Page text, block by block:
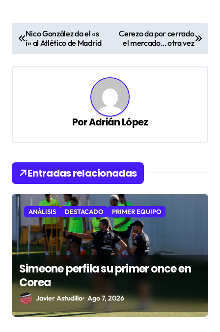
v
i
ó
n
d
e
n
t
a
d
a
Nico González da el «s
í» al Atlético de Madrid
Cerezo da por cerrado
el mercado… otra vez
PorAdrián López
Entradas relacionadas
ANÁLISIS DESTACADO PRIMER EQUIPO
Simeone perfila su primer once en
Corea
Javier Astudillo Ago 7, 2026